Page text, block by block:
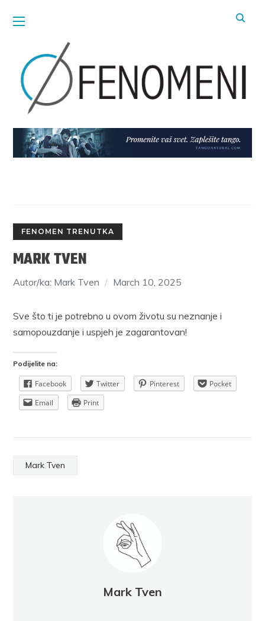
FENOMEN TRENUTKA
MARK TVEN
Autor/ka: Mark Tven March 10, 2025
Sve što ti je potrebno u ovom životu su neznanje i
samopouzdanje i uspjeh je zagarantovan!
Podijelite na:
Facebook Twitter Pinterest
Pocket
Email
Print
Mark Tven
Mark Tven